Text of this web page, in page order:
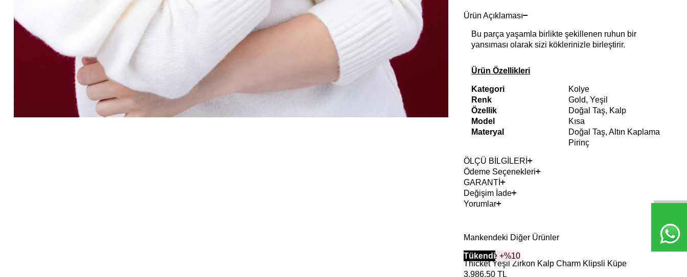
Ürün Açıklaması
Bu parça yaşamla birlikte şekillenen ruhun bir
yansıması olarak sizi köklerinizle birleştirir.
Ürün Özellikleri
Kategori
Kolye
Renk
Gold, Yeşil
Özellik
Doğal Taş, Kalp
Model
Kısa
Materyal
Doğal Taş, Altın Kaplama
Pirinç
ÖLÇÜ BİLGİLERİ
Ödeme Seçenekleri
GARANTİ
Değişim İade
Yorumlar
Mankendeki Diğer Ürünler
2+ Ürüne +%10
Tükendi
Thicket Yeşil Zirkon Kalp Charm Klipsli Küpe
3.986,50 TL